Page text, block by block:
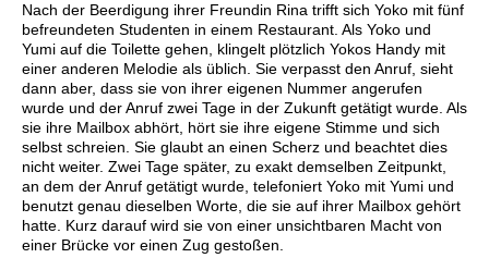
Nach der Beerdigung ihrer Freundin Rina trifft sich Yoko mit fünf
befreundeten Studenten in einem Restaurant. Als Yoko und
Yumi auf die Toilette gehen, klingelt plötzlich Yokos Handy mit
einer anderen Melodie als üblich. Sie verpasst den Anruf, sieht
dann aber, dass sie von ihrer eigenen Nummer angerufen
wurde und der Anruf zwei Tage in der Zukunft getätigt wurde. Als
sie ihre Mailbox abhört, hört sie ihre eigene Stimme und sich
selbst schreien. Sie glaubt an einen Scherz und beachtet dies
nicht weiter. Zwei Tage später, zu exakt demselben Zeitpunkt,
an dem der Anruf getätigt wurde, telefoniert Yoko mit Yumi und
benutzt genau dieselben Worte, die sie auf ihrer Mailbox gehört
hatte. Kurz darauf wird sie von einer unsichtbaren Macht von
einer Brücke vor einen Zug gestoßen.